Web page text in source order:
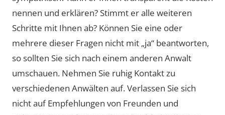
nennen und erklären? Stimmt er alle weiteren
Schritte mit Ihnen ab? Können Sie eine oder
mehrere dieser Fragen nicht mit „ja“ beantworten,
so sollten Sie sich nach einem anderen Anwalt
umschauen. Nehmen Sie ruhig Kontakt zu
verschiedenen Anwälten auf. Verlassen Sie sich
nicht auf Empfehlungen von Freunden und